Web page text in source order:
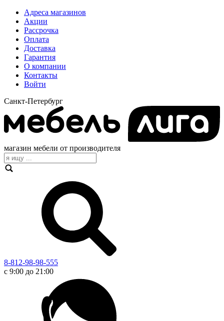
Адреса магазинов
Акции
Рассрочка
Оплата
Доставка
Гарантия
О компании
Контакты
Войти
Санкт-Петербург
магазин мебели от производителя
8-812-98-98-555
с 9:00 до 21:00